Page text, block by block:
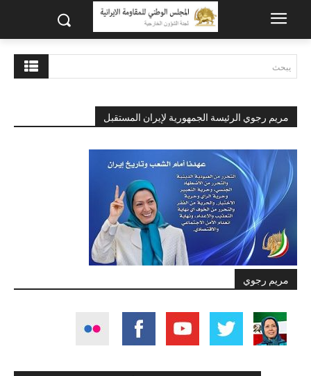
يبحث
مريم رجوي الرئيسة الجمهورية لإيران المستقبل
مريم رجوي